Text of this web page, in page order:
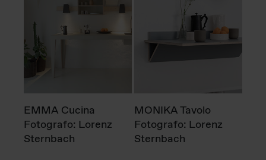
EMMA Cucina
Fotografo: Lorenz
Sternbach
MONIKA Tavolo
Fotografo: Lorenz
Sternbach